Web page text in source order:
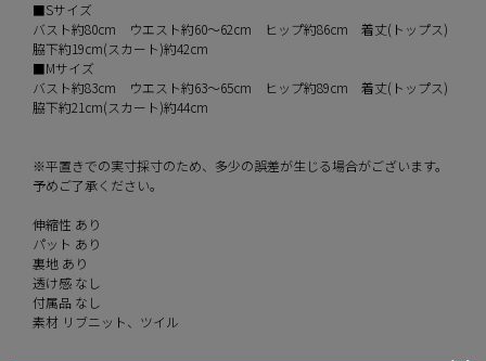
■Sサイズ
バスト約80cm ウエスト約60～62cm ヒップ約86cm 着丈(トップス)
脇下約19cm(スカート)約42cm
■Mサイズ
バスト約83cm ウエスト約63～65cm ヒップ約89cm 着丈(トップス)
脇下約21cm(スカート)約44cm
※平置きでの実寸採寸のため、多少の誤差が生じる場合がございます。
予めご了承ください。
伸縮性 あり
パット あり
裏地 あり
透け感 なし
付属品 なし
素材 リブニット、ツイル